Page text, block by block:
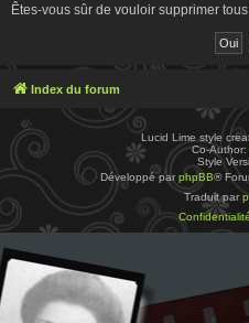
Êtes-vous sûr de vouloir supprimer
Index du forum
Lucid Lime style
Co-Author:
Style
Développé par phpBB®
Traduit par
Confidentialité